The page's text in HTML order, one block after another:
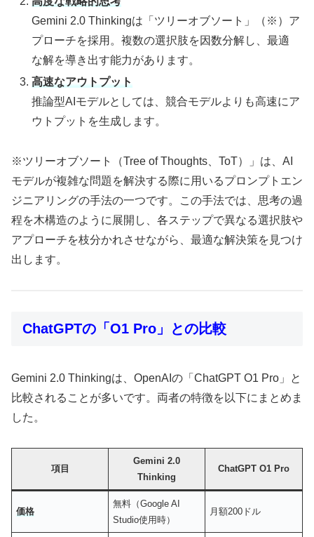
Gemini 2.0 Thinkingは「ツリーオブソート」（※）ア
プローチを採用。複数の選択肢を因数分解し、最適
な解を導き出す能力があります。
高速なアウトプット
推論型AIモデルとしては、競合モデルよりも高速にア
ウトプットを生成します。
※ツリーオブソート（Tree of Thoughts、ToT）」は、AI
モデルが複雑な問題を解決する際に用いるプロンプトエン
ジニアリングの手法の一つです。この手法では、思考の過
程を木構造のように展開し、各ステップで異なる選択肢や
アプローチを枝分かれさせながら、最適な解決策を見つけ
出します。
ChatGPTの「O1 Pro」との比較
Gemini 2.0 Thinkingは、OpenAIの「ChatGPT O1 Pro」と
比較されることが多いです。両者の特徴を以下にまとめま
した。
項目
Gemini 2.0
Thinking
ChatGPT O1 Pro
価格
無料（Google AI
Studio使用時）
月額200ドル